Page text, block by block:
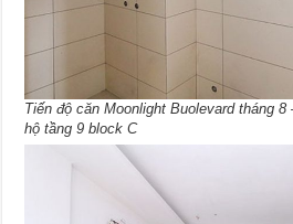
Tiến độ căn Moonlight Buolevard tháng
hộ tầng 9 block C